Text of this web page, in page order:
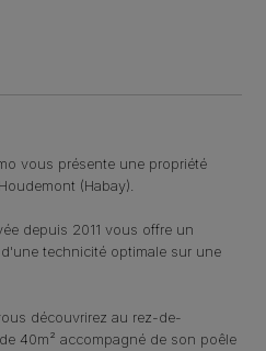
vous présente une propriété
(Habay).
depuis 2011 vous offre un
technicité optimale sur une
découvrirez au rez-de-
40m² accompagné de son poêle